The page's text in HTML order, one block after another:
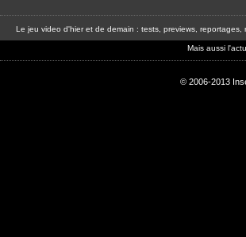
Le jeu video d'hier et de demain : tests, previews,
Mais aussi
© 2006-2013